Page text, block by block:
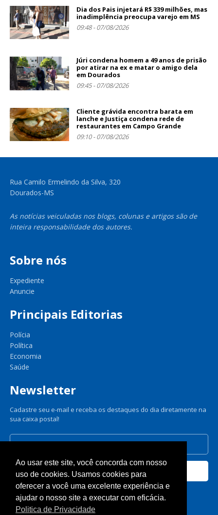
Dia dos Pais injetará R$ 339 milhões, mas
inadimplência preocupa varejo em MS
09:48 - 07/08/2026
Júri condena homem a 49 anos de prisão
por atirar na ex e matar o amigo dela
em Dourados
09:45 - 07/08/2026
Cliente grávida encontra barata em
lanche e Justiça condena rede de
restaurantes em Campo Grande
09:10 - 07/08/2026
Rua Camilo Ermelindo da Silva, 320
Dourados-MS
As notícias veiculadas nos blogs, colunas e artigos são de
inteira responsabilidade dos autores.
Sobre nós
Expediente
Anuncie
Principais Editorias
Polícia
Política
Economia
Saúde
Newsletter
Cadastre seu e-mail e receba os destaques do dia diretamente na
sua caixa postal!
Cadastrar
Nós respeitamos sua privacidade.
Ao usar este site, você concorda com nosso
uso de cookies. Usamos cookies para
oferecer a você uma excelente experiência e
ajudar o nosso site a executar com eficácia.
Politica de Privacidade